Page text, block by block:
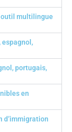
outil multilingue
espagnol,
portugais,
en
d’immigration